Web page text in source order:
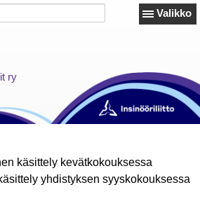
Valikko
ry
käsittely kevätkokouksessa
yhdistyksen syyskokouksessa